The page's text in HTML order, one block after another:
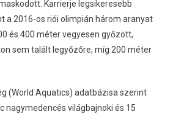
Karrierje legsikeresebb
a 2016-os riói olimpián három aranyat
és 400 méter vegyesen győzött,
sem talált legyőzőre, míg 200 méter
(World Aquatics) adatbázisa szerint
nagymedencés világbajnoki és 15